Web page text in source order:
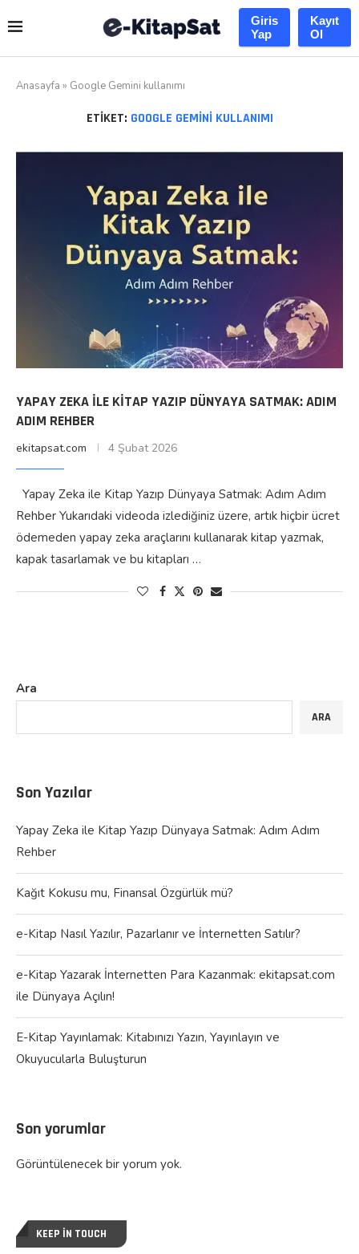
Giris
Yap
Kayıt
Ol
Anasayfa » Google Gemini kullanımı
ETIKET: GOOGLE GEMINI KULLANIMI
YAPAY ZEKA ILE KITAP YAZIP DÜNYAYA SATMAK: ADIM
ADIM REHBER
ekitapsat.com 4 Şubat 2026
Yapay Zeka ile Kitap Yazıp Dünyaya Satmak: Adım Adım
Rehber Yukarıdaki videoda izlediğiniz üzere, artık hiçbir ücret
ödemeden yapay zeka araçlarını kullanarak kitap yazmak,
kapak tasarlamak ve bu kitapları …
Ara
ARA
Son Yazılar
Yapay Zeka ile Kitap Yazıp Dünyaya Satmak: Adım Adım
Rehber
Kağıt Kokusu mu, Finansal Özgürlük mü?
e-Kitap Nasıl Yazılır, Pazarlanır ve İnternetten Satılır?
e-Kitap Yazarak İnternetten Para Kazanmak: ekitapsat.com
ile Dünyaya Açılın!
E-Kitap Yayınlamak: Kitabınızı Yazın, Yayınlayın ve
Okuyucularla Buluşturun
Son yorumlar
Görüntülenecek bir yorum yok.
KEEP IN TOUCH